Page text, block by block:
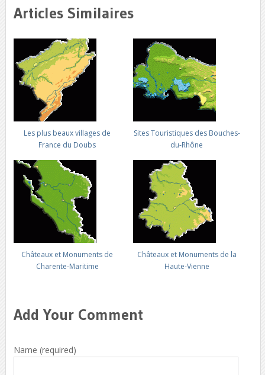
Articles Similaires
Les plus beaux villages de
France du Doubs
Sites Touristiques des Bouches-
du-Rhône
Châteaux et Monuments de
Charente-Maritime
Châteaux et Monuments de la
Haute-Vienne
Add Your Comment
Name (required)